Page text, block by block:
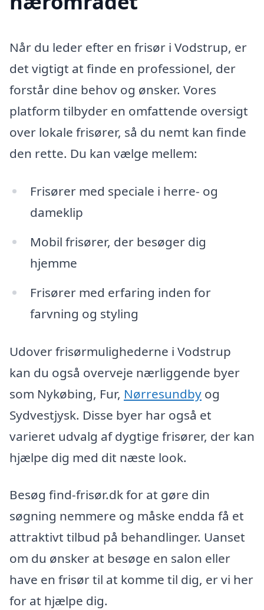
Når du leder efter en frisør i Vodstrup, er
det vigtigt at finde en professionel, der
forstår dine behov og ønsker. Vores
platform tilbyder en omfattende oversigt
over lokale frisører, så du nemt kan finde
den rette. Du kan vælge mellem:
Frisører med speciale i herre- og
dameklip
Mobil frisører, der besøger dig
hjemme
Frisører med erfaring inden for
farvning og styling
Udover frisørmulighederne i Vodstrup
kan du også overveje nærliggende byer
som Nykøbing, Fur, Nørresundby og
Sydvestjysk. Disse byer har også et
varieret udvalg af dygtige frisører, der kan
hjælpe dig med dit næste look.
Besøg find-frisør.dk for at gøre din
søgning nemmere og måske endda få et
attraktivt tilbud på behandlinger. Uanset
om du ønsker at besøge en salon eller
have en frisør til at komme til dig, er vi her
for at hjælpe dig.